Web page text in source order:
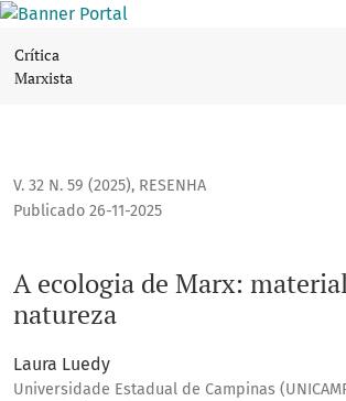
Crítica
Marxista
V. 32 N. 59 (2025), RESENHA
A ecologia de Marx:
natureza
Publicado 26-11-2025
Laura Luedy
Universidade Estadual de Campinas